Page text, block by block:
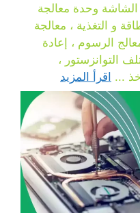
وحدة معالجة
و التغذية ، معالجة
الرسوم ، إعادة
التوانزستور ،
... اقرأ المزيد